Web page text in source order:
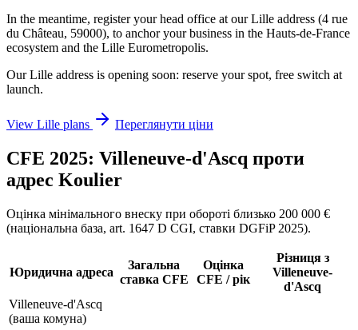
In the meantime, register your head office at our Lille address (4 rue
du Château, 59000), to anchor your business in the Hauts-de-France
ecosystem and the Lille Eurometropolis.
Our Lille address is opening soon: reserve your spot, free switch at
launch.
View Lille plans Переглянути ціни
CFE 2025: Villeneuve-d'Ascq проти
адрес Koulier
Оцінка мінімального внеску при обороті близько 200 000 €
(національна база, art. 1647 D CGI, ставки DGFiP 2025).
Юридична адреса
Загальна
ставка CFE
Оцінка
CFE / рік
Різниця з
Villeneuve-
d'Ascq
Villeneuve-d'Ascq
(ваша комуна)